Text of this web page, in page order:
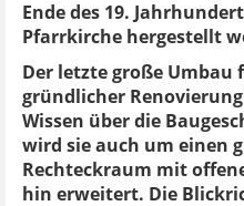
Ende des 19.
Pfarrkirche hergestellt
Der letzte große Umbau
gründlicher
Wissen über die
wird sie auch um einen
Rechteckraum mit
hin erweitert. Die